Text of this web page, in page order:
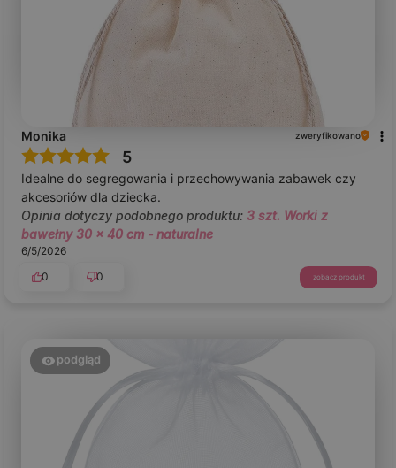
Monika zweryfikowano
5
Idealne do segregowania i przechowywania zabawek czy
akcesoriów dla dziecka.
Opinia dotyczy podobnego produktu: 3 szt. Worki z
bawełny 30 x 40 cm - naturalne
6/5/2026
0
0 zobacz produkt
podgląd